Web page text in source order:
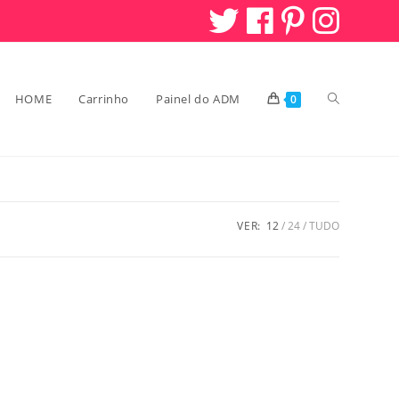
HOME Carrinho Painel do ADM 0 Alternar
VER: 12 24 TUDO